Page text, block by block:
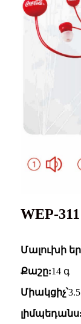
WEP-311
Մալուխի
Քաշը:14 գ
Միակցիչ՝
լիմպեդանս: